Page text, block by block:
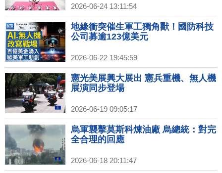
2026-06-24 13:11:54
地緣衝突催生軍工獨角獸！國防科技
公司募逾123億美元
2026-06-22 19:45:59
憲光美展興大展出 憲兵重機、無人機
展演同步登場
2026-06-19 09:05:17
烏軍襲擊莫斯科煉油廠 烏總統：對完
全合理的回應
2026-06-18 20:11:47